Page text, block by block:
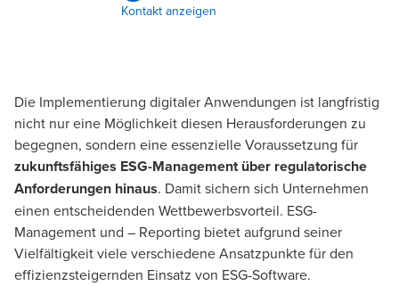
Kontakt anzeigen
Die Implementierung digitaler Anwendungen ist langfristig
nicht nur eine Möglichkeit diesen Herausforderungen zu
begegnen, sondern eine essenzielle Voraussetzung für
zukunftsfähiges ESG-Management über regulatorische
Anforderungen hinaus. Damit sichern sich Unternehmen
einen entscheidenden Wettbewerbsvorteil. ESG-
Management und – Reporting bietet aufgrund seiner
Vielfältigkeit viele verschiedene Ansatzpunkte für den
effizienzsteigernden Einsatz von ESG-Software.